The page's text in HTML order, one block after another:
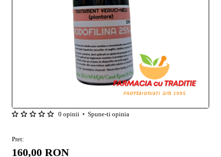
0 opinii • Spune-ti opinia
Pret:
160,00 RON